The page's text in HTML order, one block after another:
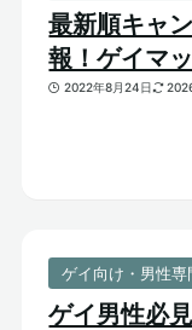
最新順キャ
報！ゲイマ
ンズ向けサ
2022年8月24日
ゲイ向け・男性専
ゲイ男性必